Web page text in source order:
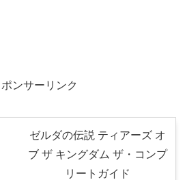
ポンサーリンク
ゼルダの伝説 ティアーズ オ
ブ ザ キングダム ザ・コンプ
リートガイド